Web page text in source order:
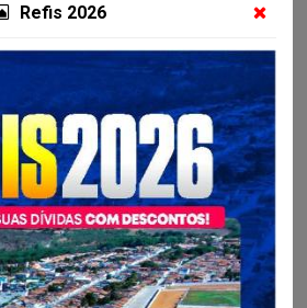
Refis 2026
Pessoas Físicas e Jurídicas para